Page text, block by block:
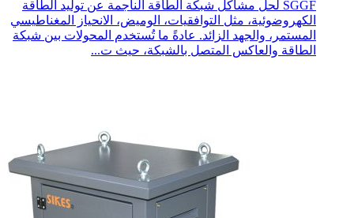
SGGF لحل مشاكل شبكة الطاقة الناجمة عن توليد الطاقة
الكهروضوئية، مثل التوافقيات، الوميض، الانحياز المغناطيسي
المستمر، والجهد الزائد. عادةً ما تُستخدم المحولات بين شبكة
الطاقة والعاكس المتصل بالشبكة، حيث ت...